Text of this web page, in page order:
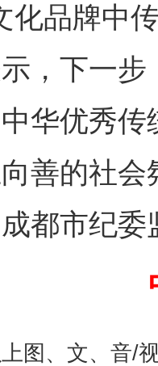
化品牌中
，下一步
华优秀
善的社
都市纪
上图、文、音/